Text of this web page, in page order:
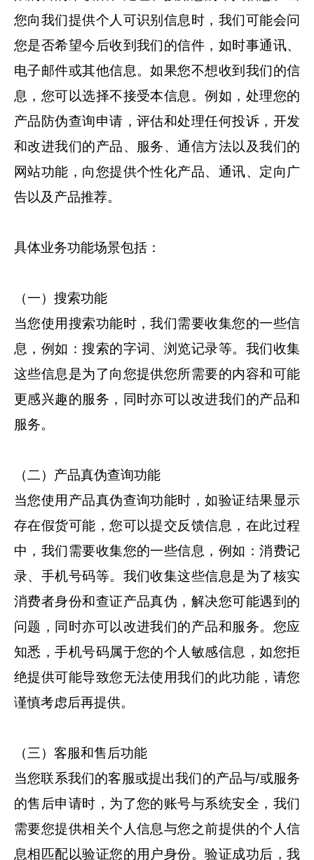
您向我们提供个人可识别信息时，我们可能会问
您是否希望今后收到我们的信件，如时事通讯、
电子邮件或其他信息。如果您不想收到我们的信
息，您可以选择不接受本信息。例如，处理您的
产品防伪查询申请，评估和处理任何投诉，开发
和改进我们的产品、服务、通信方法以及我们的
网站功能，向您提供个性化产品、通讯、定向广
告以及产品推荐。
具体业务功能场景包括：
（一）搜索功能
当您使用搜索功能时，我们需要收集您的一些信
息，例如：搜索的字词、浏览记录等。我们收集
这些信息是为了向您提供您所需要的内容和可能
更感兴趣的服务，同时亦可以改进我们的产品和
服务。
（二）产品真伪查询功能
当您使用产品真伪查询功能时，如验证结果显示
存在假货可能，您可以提交反馈信息，在此过程
中，我们需要收集您的一些信息，例如：消费记
录、手机号码等。我们收集这些信息是为了核实
消费者身份和查证产品真伪，解决您可能遇到的
问题，同时亦可以改进我们的产品和服务。您应
知悉，手机号码属于您的个人敏感信息，如您拒
绝提供可能导致您无法使用我们的此功能，请您
谨慎考虑后再提供。
（三）客服和售后功能
当您联系我们的客服或提出我们的产品与/或服务
的售后申请时，为了您的账号与系统安全，我们
需要您提供相关个人信息与您之前提供的个人信
息相匹配以验证您的用户身份。验证成功后，我